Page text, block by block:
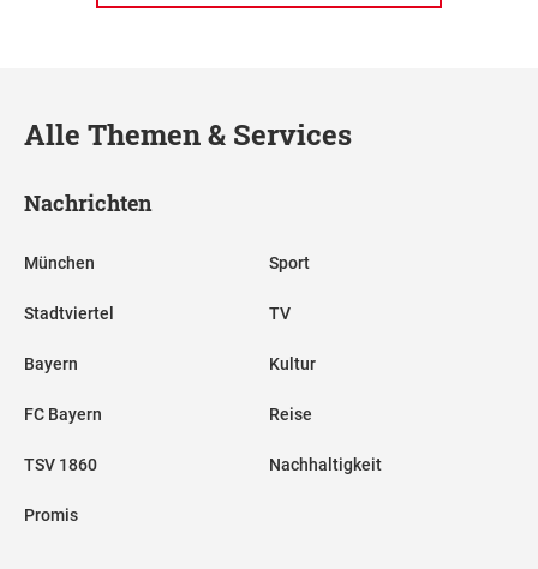
Alle Themen & Services
Nachrichten
München
Stadtviertel
Bayern
FC Bayern
TSV 1860
Promis
Sport
TV
Kultur
Reise
Nachhaltigkeit